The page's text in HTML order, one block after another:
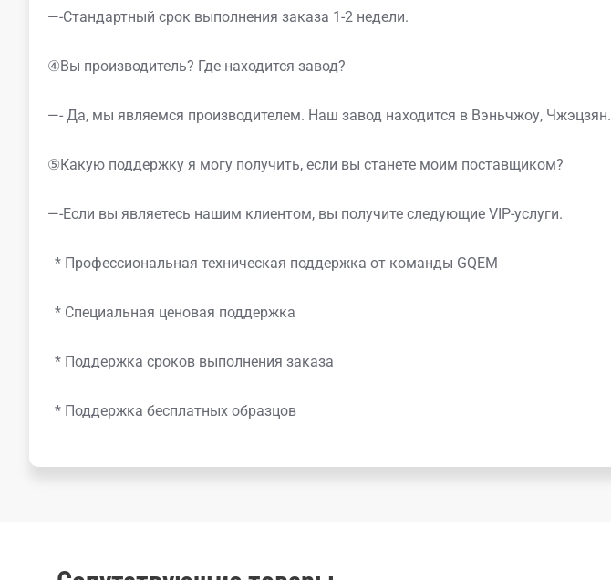
—-Стандартный срок выполнения заказа 1-2 недели.
④Вы производитель? Где находится завод?
—- Да, мы являемся производителем. Наш завод находится в Вэньчжоу, Чжэцзян.
⑤Какую поддержку я могу получить, если вы станете моим поставщиком?
—-Если вы являетесь нашим клиентом, вы получите следующие VIP-услуги.
* Профессиональная техническая поддержка от команды GQEM
* Специальная ценовая поддержка
* Поддержка сроков выполнения заказа
* Поддержка бесплатных образцов